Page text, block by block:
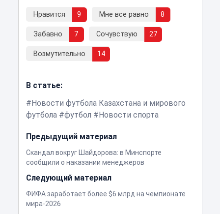
Нравится 9 Мне все равно 8
Забавно 7 Сочувствую 27
Возмутительно 14
В статье:
Новости футбола Казахстана и мирового
футбола
футбол Новости спорта
Предыдущий материал
Скандал вокруг Шайдорова: в Минспорте
сообщили о наказании менеджеров
Следующий материал
ФИФА заработает более $6 млрд на чемпионате
мира-2026